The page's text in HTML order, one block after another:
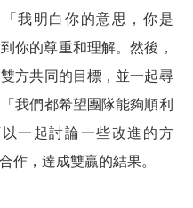
我明白你的意思，你是
你的尊重和理解。然後，
方共同的目標，並一起尋
我們都希望團隊能夠順利
一起討論一些改進的方
作，達成雙贏的結果。